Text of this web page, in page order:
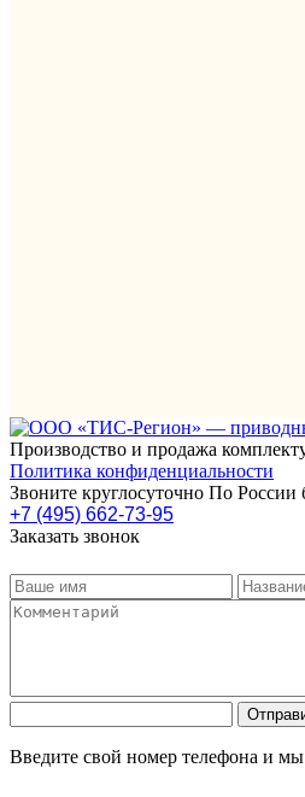
Производство и продажа
Политика конфиденциальности
Звоните круглосуточно По России
+7 (495) 662-73-95
Заказать звонок
Введите свой номер телефона и